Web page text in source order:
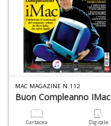
MAC MAGAZINE N.112
Buon Compleanno IMac
Cartacea Digitale